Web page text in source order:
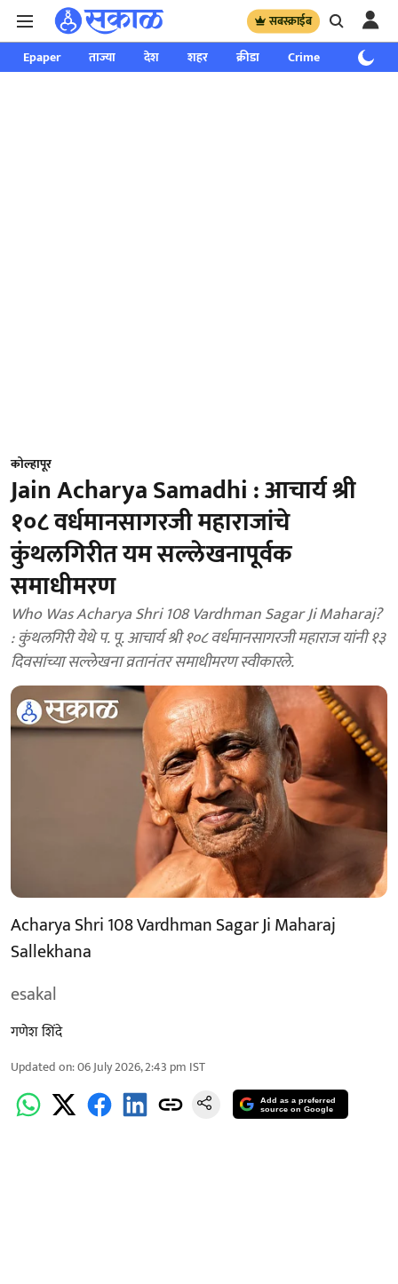
सबस्क्राईब
Epaper ताज्या देश शहर क्रीडा Crime साप्ताहिक
कोल्हापूर
Jain Acharya Samadhi : आचार्य श्री
१०८ वर्धमानसागरजी महाराजांचे
कुंथलगिरीत यम सल्लेखनापूर्वक
समाधीमरण
Who Was Acharya Shri 108 Vardhman Sagar Ji Maharaj?
: कुंथलगिरी येथे प. पू. आचार्य श्री १०८ वर्धमानसागरजी महाराज यांनी १३
दिवसांच्या सल्लेखना व्रतानंतर समाधीमरण स्वीकारले.
Acharya Shri 108 Vardhman Sagar Ji Maharaj
Sallekhana
esakal
गणेश शिंदे
Updated on:06 July 2026, 2:43 pm IST
Add as a preferred
source on Google